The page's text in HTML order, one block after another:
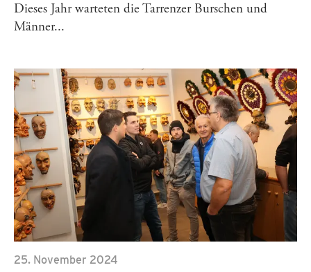
Dieses Jahr warteten die Tarrenzer Burschen und
Männer...
25. November 2024